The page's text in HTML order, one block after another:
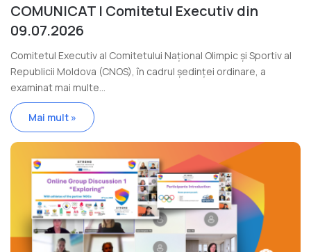
COMUNICAT | Comitetul Executiv din
09.07.2026
Comitetul Executiv al Comitetului Național Olimpic și Sportiv al
Republicii Moldova (CNOS), în cadrul ședinței ordinare, a
examinat mai multe…
Mai mult »